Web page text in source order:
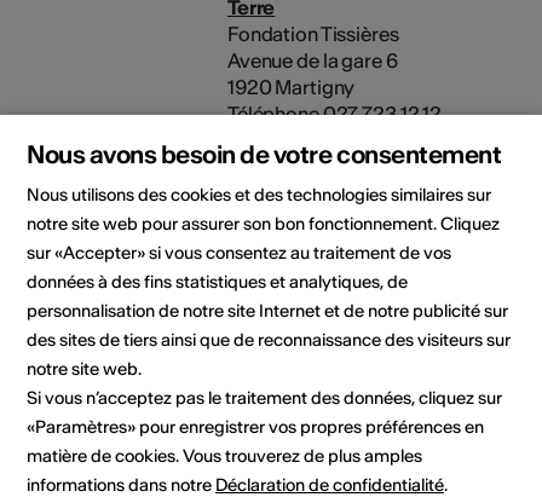
Terre
Fondation Tissières
Avenue de la gare 6
1920 Martigny
Téléphone 027 723 12 12
E-Mail
Site Internet
Domaine
Type d'événement
Conférence
Classe d'âge
Public cible
Nous avons besoin de votre consentement
Nous utilisons des cookies et des technologies similaires sur
notre site web pour assurer son bon fonctionnement. Cliquez
sur «Accepter» si vous consentez au traitement de vos
données à des fins statistiques et analytiques, de
personnalisation de notre site Internet et de notre publicité sur
des sites de tiers ainsi que de reconnaissance des visiteurs sur
notre site web.
Si vous n’acceptez pas le traitement des données, cliquez sur
«Paramètres» pour enregistrer vos propres préférences en
matière de cookies. Vous trouverez de plus amples
informations dans notre Déclaration de confidentialité.